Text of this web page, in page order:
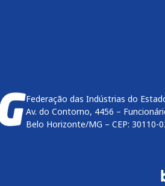
Federação das Indústrias do
Av. do Contorno, 4456 –
Belo Horizonte/MG – CEP: 30110-
btn-04